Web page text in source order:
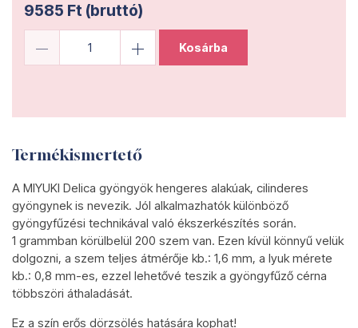
9585 Ft (bruttó)
Kosárba
Termékismertető
A MIYUKI Delica gyöngyök hengeres alakúak, cilinderes
gyöngynek is nevezik. Jól alkalmazhatók különböző
gyöngyfűzési technikával való ékszerkészítés során.
1 grammban körülbelül 200 szem van. Ezen kívül könnyű velük
dolgozni, a szem teljes átmérője kb.: 1,6 mm, a lyuk mérete
kb.: 0,8 mm-es, ezzel lehetővé teszik a gyöngyfűző cérna
többszöri áthaladását.
Ez a szín erős dörzsölés hatására kophat!